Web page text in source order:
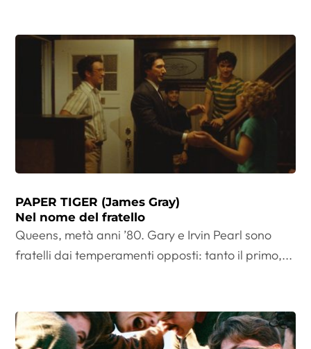
PAPER TIGER (James Gray)
Nel nome del fratello
Queens, metà anni ’80. Gary e Irvin Pearl sono
fratelli dai temperamenti opposti: tanto il primo,...